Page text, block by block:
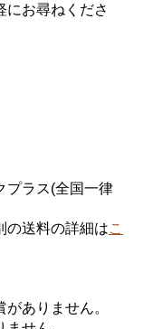
にお尋ねくださ
プラス(全国一律
の送料の詳細はこ
ありません。